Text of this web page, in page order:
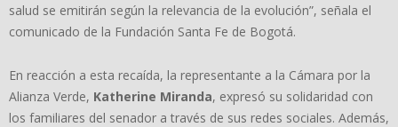
salud se emitirán según la relevancia de la evolución”, señala el
comunicado de la Fundación Santa Fe de Bogotá.
En reacción a esta recaída, la representante a la Cámara por la
Alianza Verde, Katherine Miranda, expresó su solidaridad con
los familiares del senador a través de sus redes sociales. Además,